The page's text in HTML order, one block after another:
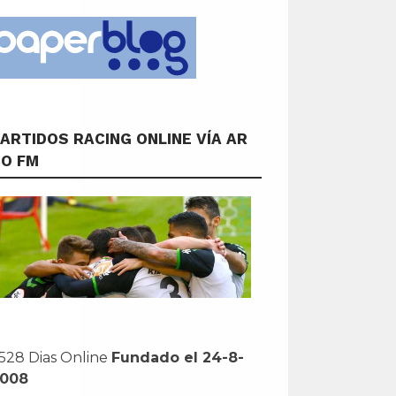
RACING ONLINE VÍA AR
FM
Dias Online Fundado el 24-8-